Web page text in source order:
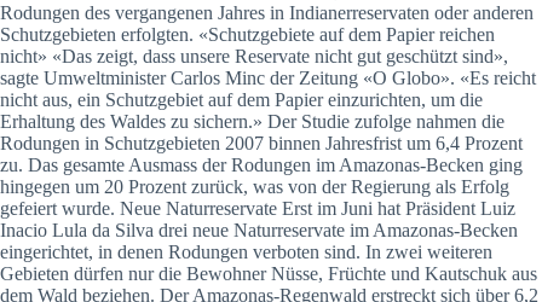
Rodungen des vergangenen Jahres in Indianerreservaten oder anderen
Schutzgebieten erfolgten. «Schutzgebiete auf dem Papier reichen
nicht» «Das zeigt, dass unsere Reservate nicht gut geschützt sind»,
sagte Umweltminister Carlos Minc der Zeitung «O Globo». «Es reicht
nicht aus, ein Schutzgebiet auf dem Papier einzurichten, um die
Erhaltung des Waldes zu sichern.» Der Studie zufolge nahmen die
Rodungen in Schutzgebieten 2007 binnen Jahresfrist um 6,4 Prozent
zu. Das gesamte Ausmass der Rodungen im Amazonas-Becken ging
hingegen um 20 Prozent zurück, was von der Regierung als Erfolg
gefeiert wurde. Neue Naturreservate Erst im Juni hat Präsident Luiz
Inacio Lula da Silva drei neue Naturreservate im Amazonas-Becken
eingerichtet, in denen Rodungen verboten sind. In zwei weiteren
Gebieten dürfen nur die Bewohner Nüsse, Früchte und Kautschuk aus
dem Wald beziehen. Der Amazonas-Regenwald erstreckt sich über 6,2